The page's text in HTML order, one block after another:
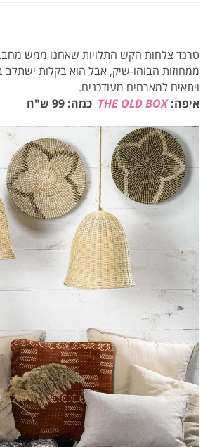
טרנד צלחות הקש התלויות שאחנו ממש
ממחוזות הבוהו-שיק, אבל הוא בקלות ישתלב
ויתאים למארחים מעודכנים.
איפה:THE OLD BOX כמה: 99 ש"ח